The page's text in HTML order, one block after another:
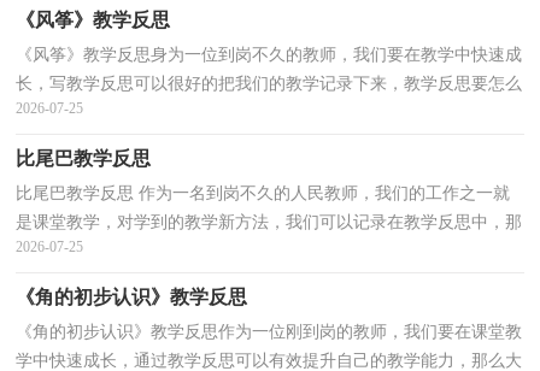
《风筝》教学反思
《风筝》教学反思身为一位到岗不久的教师，我们要在教学中快速成
长，写教学反思可以很好的把我们的教学记录下来，教学反思要怎么
写呢？以下是小编为大家整理的《风筝》教学反思，欢迎...
2026-07-25
比尾巴教学反思
比尾巴教学反思 作为一名到岗不久的人民教师，我们的工作之一就
是课堂教学，对学到的教学新方法，我们可以记录在教学反思中，那
么写教学反思需要注意哪些问题呢？下面是小编帮大家整...
2026-07-25
《角的初步认识》教学反思
《角的初步认识》教学反思作为一位刚到岗的教师，我们要在课堂教
学中快速成长，通过教学反思可以有效提升自己的教学能力，那么大